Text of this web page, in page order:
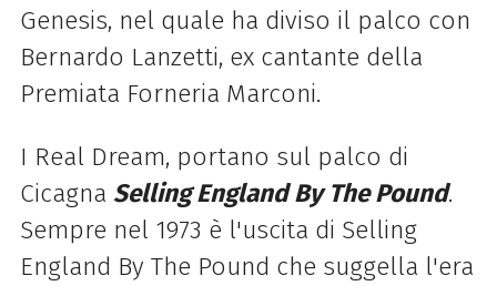
Genesis, nel quale ha diviso il palco con
Bernardo Lanzetti, ex cantante della
Premiata Forneria Marconi.
I Real Dream, portano sul palco di
Cicagna Selling England By The Pound.
Sempre nel 1973 è l'uscita di Selling
England By The Pound che suggella l'era